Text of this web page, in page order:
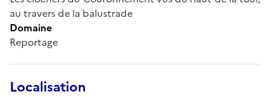
au travers de la balustrade
Domaine
Reportage
Localisation